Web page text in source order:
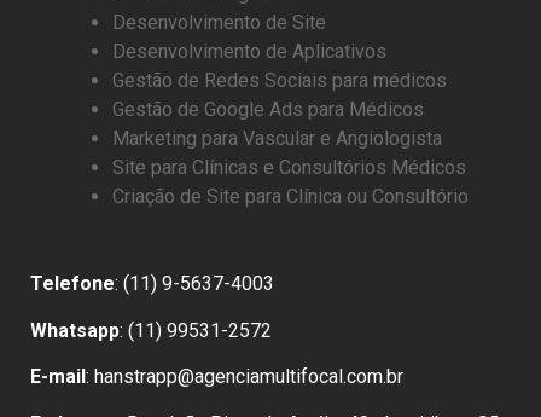
Desenvolvimento de Site
Desenvolvimento de Aplicativos
Gestão de Redes Sociais para médicos
Gestão de Google Ads para Médicos
Marketing para Vascular e Angiologista
Site para Clínicas e Consultórios Médicos
Criação de Site para Clínica ou Consultório
Telefone: (11) 9-5637-4003
Whatsapp: (11) 99531-2572
E-mail: hanstrapp@agenciamultifocal.com.br